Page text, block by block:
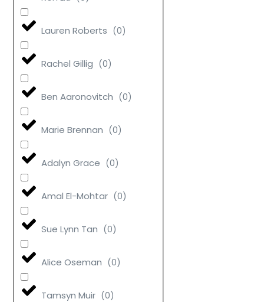
Lauren Roberts (0)
Rachel Gillig (0)
Ben Aaronovitch (0)
Marie Brennan (0)
Adalyn Grace (0)
Amal El-Mohtar (0)
Sue Lynn Tan (0)
Alice Oseman (0)
Tamsyn Muir (0)